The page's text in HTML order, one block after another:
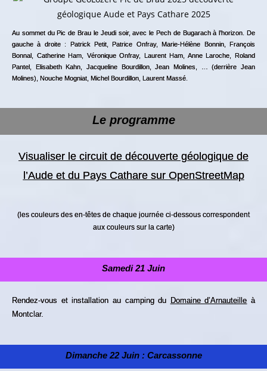
Au sommet du Pic de Brau le Jeudi soir, avec le Pech de Bugarach à l’horizon. De
gauche à droite : Patrick Petit, Patrice Onfray, Marie-Hélène Bonnin, François
Bonnal, Catherine Ham, Véronique Onfray, Laurent Ham, Anne Laroche, Roland
Pantel, Elisabeth Kahn, Jacqueline Bourdillon, Jean Molines, … (derrière Jean
Molines), Nouche Mogniat, Michel Bourdillon, Laurent Massé.
Le programme
Visualiser le circuit de découverte géologique de
l’Aude et du Pays Cathare sur OpenStreetMap
(les couleurs des en-têtes de chaque journée ci-dessous correspondent
aux couleurs sur la carte)
Samedi 21 Juin
Rendez-vous et installation au camping du Domaine d’Arnauteille à
Montclar.
Dimanche 22 Juin : Carcassonne